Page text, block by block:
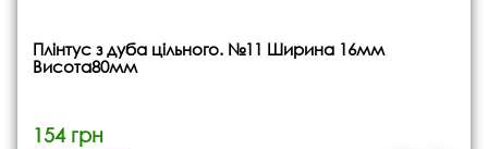
Плінтус з дуба цільного. №11 Ширина 16мм
Висота80мм
154 грн